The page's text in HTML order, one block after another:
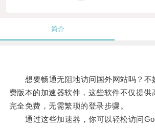
简介
想要畅通无阻地访问国外网站吗？不
费版本的加速器软件，这些软件不仅提供
完全免费，无需繁琐的登录步骤。
通过这些加速器，你可以轻松访问